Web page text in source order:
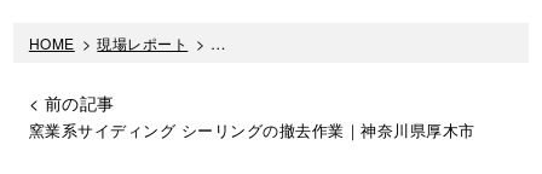
HOME >現場レポート > 神奈川県厚木市｜窯業系サイディング 目地シー
< 前の記事
窯業系サイディング シーリングの撤去作業｜神奈川県厚木市